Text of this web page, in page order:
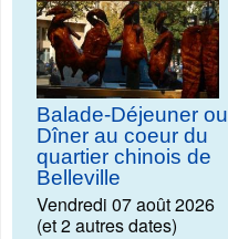
Balade-Déjeuner ou
Dîner au coeur du
quartier chinois de
Belleville
Vendredi 07 août 2026
(et 2 autres dates)